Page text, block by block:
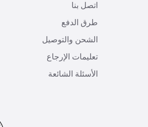
اتصل بنا
طرق الدفع
الشحن والتوصيل
تعليمات الإرجاع
الأسئلة الشائعة